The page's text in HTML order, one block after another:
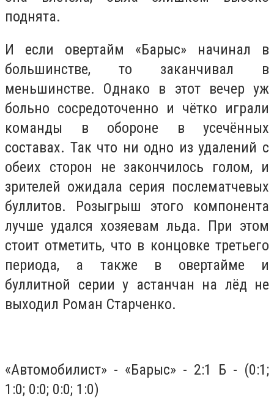
поднята.
И если овертайм «Барыс» начинал в
большинстве, то заканчивал в
меньшинстве. Однако в этот вечер уж
больно сосредоточенно и чётко играли
команды в обороне в усечённых
составах. Так что ни одно из удалений с
обеих сторон не закончилось голом, и
зрителей ожидала серия послематчевых
буллитов. Розыгрыш этого компонента
лучше удался хозяевам льда. При этом
стоит отметить, что в концовке третьего
периода, а также в овертайме и
буллитной серии у астанчан на лёд не
выходил Роман Старченко.
«Автомобилист» - «Барыс» - 2:1 Б - (0:1;
1:0; 0:0; 0:0; 1:0)